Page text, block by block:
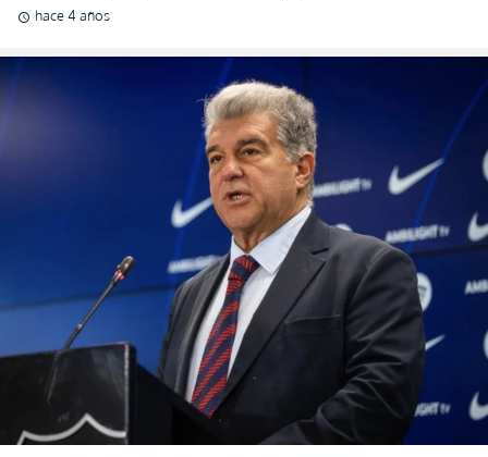
schedule hace 4 años